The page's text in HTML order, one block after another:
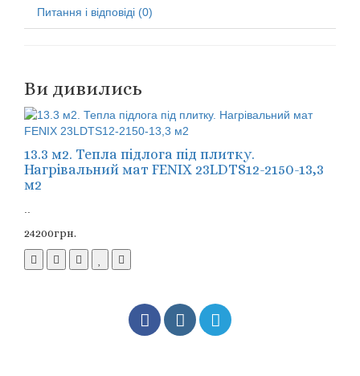
Питання і відповіді (0)
Ви дивились
13.3 м2. Тепла підлога під плитку.
Нагрівальний мат FENIX 23LDTS12-2150-13,3
м2
24200грн.